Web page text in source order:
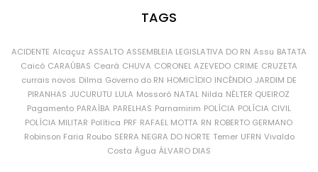
TAGS
ACIDENTE Alcaçuz ASSALTO ASSEMBLEIA LEGISLATIVA DO RN Assu BATATA
Caicó CARAÚBAS Ceará CHUVA CORONEL AZEVEDO CRIME CRUZETA
currais novos Dilma Governo do RN HOMICÍDIO INCÊNDIO JARDIM DE
PIRANHAS JUCURUTU LULA Mossoró NATAL Nilda NÉLTER QUEIROZ
Pagamento PARAÍBA PARELHAS Parnamirim POLÍCIA POLÍCIA CIVIL
POLÍCIA MILITAR Política PRF RAFAEL MOTTA RN ROBERTO GERMANO
Robinson Faria Roubo SERRA NEGRA DO NORTE Temer UFRN Vivaldo
Costa Água ÁLVARO DIAS